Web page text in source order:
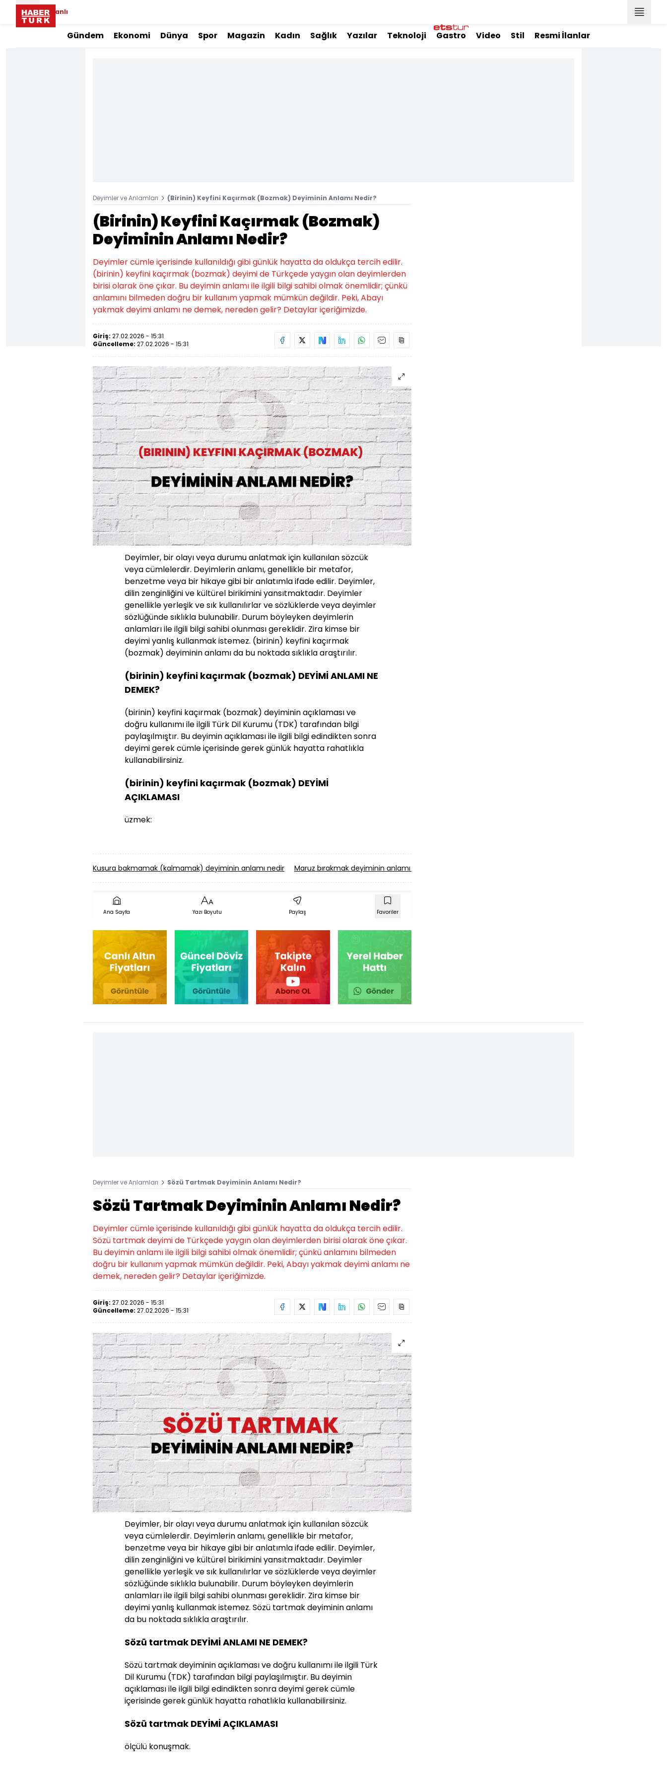
Canlı
Gündem Ekonomi Dünya Spor Magazin Kadın Sağlık Yazılar Teknoloji Gastro Video Stil Resmi İlanlar
Deyimler ve Anlamları (Birinin) Keyfini Kaçırmak (Bozmak) Deyiminin Anlamı Nedir?
(Birinin) Keyfini Kaçırmak (Bozmak)
Deyiminin Anlamı Nedir?
Deyimler cümle içerisinde kullanıldığı gibi günlük hayatta da oldukça tercih edilir.
(birinin) keyfini kaçırmak (bozmak) deyimi de Türkçede yaygın olan deyimlerden
birisi olarak öne çıkar. Bu deyimin anlamı ile ilgili bilgi sahibi olmak önemlidir; çünkü
anlamını bilmeden doğru bir kullanım yapmak mümkün değildir. Peki, Abayı
yakmak deyimi anlamı ne demek, nereden gelir? Detaylar içeriğimizde.
Giriş: 27.02.2026 - 15:31
Güncelleme: 27.02.2026 - 15:31
Deyimler, bir olayı veya durumu anlatmak için kullanılan sözcük
veya cümlelerdir. Deyimlerin anlamı, genellikle bir metafor,
benzetme veya bir hikaye gibi bir anlatımla ifade edilir. Deyimler,
dilin zenginliğini ve kültürel birikimini yansıtmaktadır. Deyimler
genellikle yerleşik ve sık kullanılırlar ve sözlüklerde veya deyimler
sözlüğünde sıklıkla bulunabilir. Durum böyleyken deyimlerin
anlamları ile ilgili bilgi sahibi olunması gereklidir. Zira kimse bir
deyimi yanlış kullanmak istemez. (birinin) keyfini kaçırmak
(bozmak) deyiminin anlamı da bu noktada sıklıkla araştırılır.
(birinin) keyfini kaçırmak (bozmak) DEYİMİ ANLAMI NE
DEMEK?
(birinin) keyfini kaçırmak (bozmak) deyiminin açıklaması ve
doğru kullanımı ile ilgili Türk Dil Kurumu (TDK) tarafından bilgi
paylaşılmıştır. Bu deyimin açıklaması ile ilgili bilgi edindikten sonra
deyimi gerek cümle içerisinde gerek günlük hayatta rahatlıkla
kullanabilirsiniz.
(birinin) keyfini kaçırmak (bozmak) DEYİMİ
AÇIKLAMASI
üzmek:
Kusura bakmamak (kalmamak) deyiminin anlamı nedir Maruz bırakmak deyiminin anlamı nedir
Ana Sayfa Yazı Boyutu Paylaş Favoriler
Deyimler ve Anlamları Sözü Tartmak Deyiminin Anlamı Nedir?
Sözü Tartmak Deyiminin Anlamı Nedir?
Deyimler cümle içerisinde kullanıldığı gibi günlük hayatta da oldukça tercih edilir.
Sözü tartmak deyimi de Türkçede yaygın olan deyimlerden birisi olarak öne çıkar.
Bu deyimin anlamı ile ilgili bilgi sahibi olmak önemlidir; çünkü anlamını bilmeden
doğru bir kullanım yapmak mümkün değildir. Peki, Abayı yakmak deyimi anlamı ne
demek, nereden gelir? Detaylar içeriğimizde.
Giriş: 27.02.2026 - 15:31
Güncelleme: 27.02.2026 - 15:31
Deyimler, bir olayı veya durumu anlatmak için kullanılan sözcük
veya cümlelerdir. Deyimlerin anlamı, genellikle bir metafor,
benzetme veya bir hikaye gibi bir anlatımla ifade edilir. Deyimler,
dilin zenginliğini ve kültürel birikimini yansıtmaktadır. Deyimler
genellikle yerleşik ve sık kullanılırlar ve sözlüklerde veya deyimler
sözlüğünde sıklıkla bulunabilir. Durum böyleyken deyimlerin
anlamları ile ilgili bilgi sahibi olunması gereklidir. Zira kimse bir
deyimi yanlış kullanmak istemez. Sözü tartmak deyiminin anlamı
da bu noktada sıklıkla araştırılır.
Sözü tartmak DEYİMİ ANLAMI NE DEMEK?
Sözü tartmak deyiminin açıklaması ve doğru kullanımı ile ilgili Türk
Dil Kurumu (TDK) tarafından bilgi paylaşılmıştır. Bu deyimin
açıklaması ile ilgili bilgi edindikten sonra deyimi gerek cümle
içerisinde gerek günlük hayatta rahatlıkla kullanabilirsiniz.
Sözü tartmak DEYİMİ AÇIKLAMASI
ölçülü konuşmak.